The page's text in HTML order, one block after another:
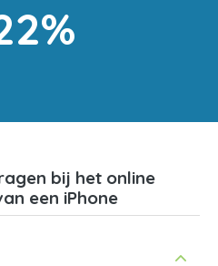
bij het online
een iPhone